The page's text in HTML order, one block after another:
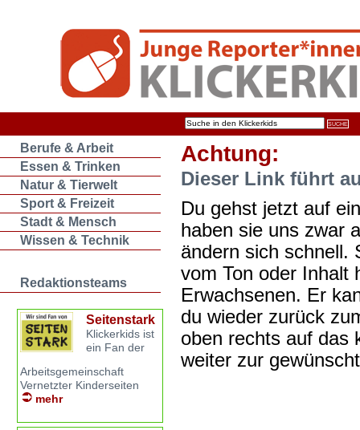
Berufe & Arbeit
Essen & Trinken
Natur & Tierwelt
Sport & Freizeit
Stadt & Mensch
Wissen & Technik
Redaktionsteams
Seitenstark
Klickerkids ist
ein Fan der
Arbeitsgemeinschaft
Vernetzter Kinderseiten
mehr
Achtung:
Dieser Link führt
Du gehst jetzt auf
haben sie uns zwar
ändern sich schnell.
vom Ton oder Inhalt
Erwachsenen. Er
du wieder zurück
oben rechts auf das
weiter zur